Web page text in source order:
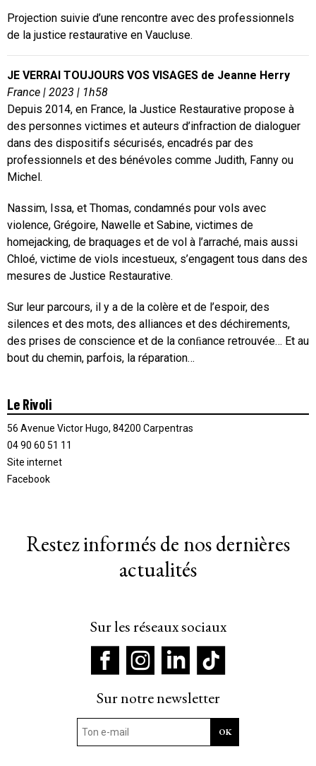
Projection suivie d’une rencontre avec des professionnels
de la justice restaurative en Vaucluse.
JE VERRAI TOUJOURS VOS VISAGES de Jeanne Herry
France | 2023 | 1h58
Depuis 2014, en France, la Justice Restaurative propose à
des personnes victimes et auteurs d’infraction de dialoguer
dans des dispositifs sécurisés, encadrés par des
professionnels et des bénévoles comme Judith, Fanny ou
Michel.
Nassim, Issa, et Thomas, condamnés pour vols avec
violence, Grégoire, Nawelle et Sabine, victimes de
homejacking, de braquages et de vol à l’arraché, mais aussi
Chloé, victime de viols incestueux, s’engagent tous dans des
mesures de Justice Restaurative.
Sur leur parcours, il y a de la colère et de l’espoir, des
silences et des mots, des alliances et des déchirements,
des prises de conscience et de la conﬁance retrouvée… Et au
bout du chemin, parfois, la réparation…
Le Rivoli
56 Avenue Victor Hugo, 84200 Carpentras
04 90 60 51 11
Site internet
Facebook
Restez informés de nos dernières
actualités
Sur les réseaux sociaux
Sur notre newsletter